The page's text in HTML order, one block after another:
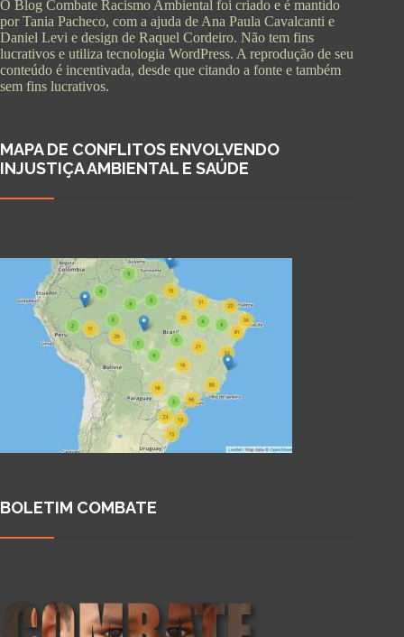
O Blog Combate Racismo Ambiental foi criado e é mantido
por Tania Pacheco, com a ajuda de Ana Paula Cavalcanti e
Daniel Levi e design de Raquel Cordeiro. Não tem fins
lucrativos e utiliza tecnologia WordPress. A reprodução de seu
conteúdo é incentivada, desde que citando a fonte e também
sem fins lucrativos.
MAPA DE CONFLITOS ENVOLVENDO
INJUSTIÇA AMBIENTAL E SAÚDE
BOLETIM COMBATE